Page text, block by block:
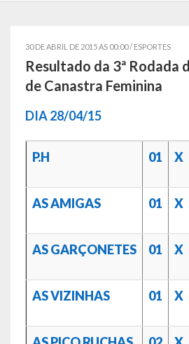
Governo
Administração
Ex-Administradores
Administração, Fazenda e Planejamento
Desenvolvimento Social
30 DE ABRIL DE 2015 AS 00:00 / ESPORTES
Resultado da 3ª Rodada
de Canastra Feminina
DIA 28/04/15
P.H 01 X
AS AMIGAS 01 X
AS GARÇONETES 01 X
AS VIZINHAS 01 X